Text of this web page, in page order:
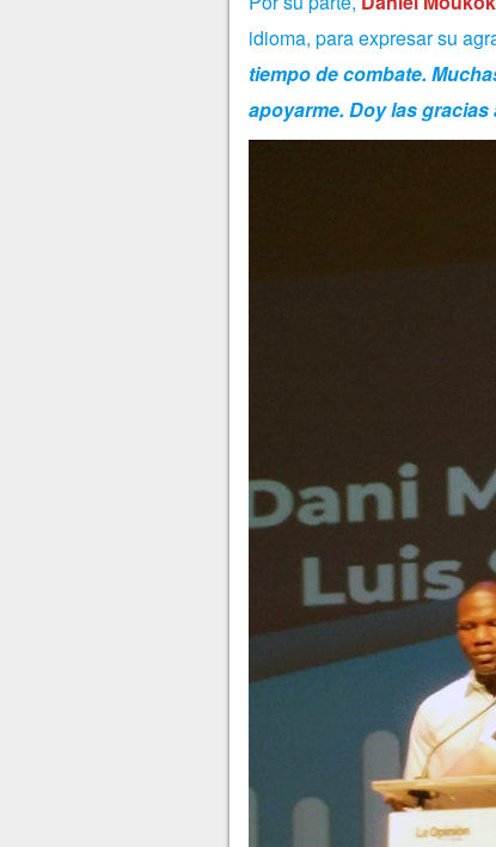
idioma, para expresar su
tiempo de combate.
apoyarme. Doy las